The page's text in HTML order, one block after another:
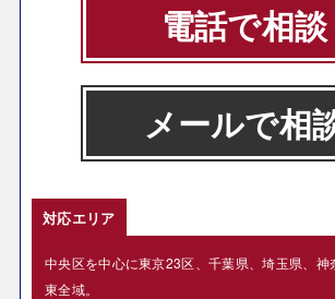
電話で相談
メールで相
対応エリア
中央区を中心に東京23区、千葉県、埼玉県、神
東全域。